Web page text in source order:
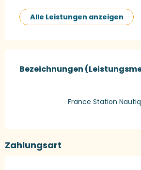
Alle Leistungen anzeigen
Bezeichnungen
Bezeichnungen
France Station
Zahlungsart